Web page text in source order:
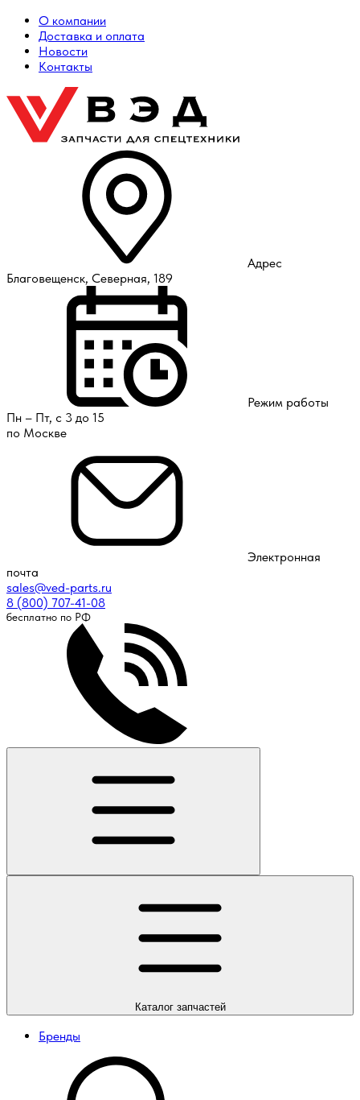
О компании
Доставка и оплата
Новости
Контакты
Адрес
Благовещенск, Северная, 189
Режим работы
Пн – Пт, с 3 до 15
по Москве
Электронная
почта
sales@ved-parts.ru
8 (800) 707-41-08
бесплатно по РФ
Каталогзапчастей
Бренды